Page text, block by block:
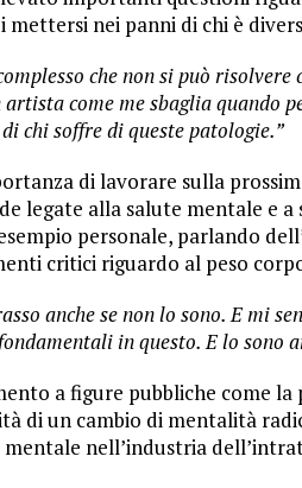
mettersi nei panni di chi è
che non si può
artista come me sbaglia quando
chi soffre di queste patologie.”
di lavorare sulla
legate alla salute mentale e
personale, parlando
critici riguardo al peso
anche se non lo sono. E mi
in questo. E lo sono
a figure pubbliche come
di un cambio di mentalità
nell’industria